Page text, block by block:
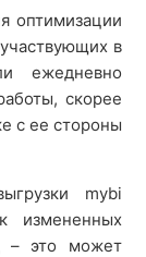
оптимизации
в
ежедневно
скорее
с ее стороны
mybi
измененных
– это может